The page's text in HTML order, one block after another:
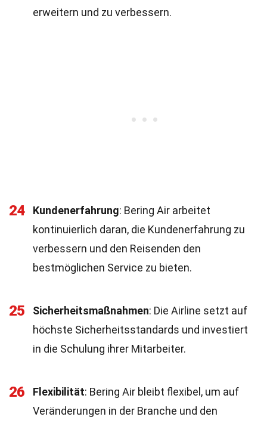
erweitern und zu verbessern.
24 Kundenerfahrung: Bering Air arbeitet
kontinuierlich daran, die Kundenerfahrung zu
verbessern und den Reisenden den
bestmöglichen Service zu bieten.
25 Sicherheitsmaßnahmen: Die Airline setzt auf
höchste Sicherheitsstandards und investiert
in die Schulung ihrer Mitarbeiter.
26 Flexibilität: Bering Air bleibt flexibel, um auf
Veränderungen in der Branche und den